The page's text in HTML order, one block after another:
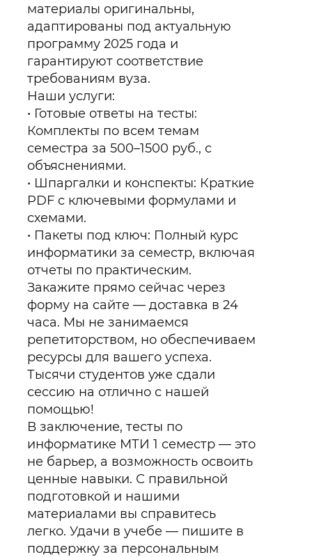
материалы оригинальны,
адаптированы под актуальную
программу 2025 года и
гарантируют соответствие
требованиям вуза.
Наши услуги:
Готовые ответы на тесты:
Комплекты по всем темам
семестра за 500–1500 руб., с
объяснениями.
Шпаргалки и конспекты: Краткие
PDF с ключевыми формулами и
схемами.
Пакеты под ключ: Полный курс
информатики за семестр, включая
отчеты по практическим.
Закажите прямо сейчас через
форму на сайте — доставка в 24
часа. Мы не занимаемся
репетиторством, но обеспечиваем
ресурсы для вашего успеха.
Тысячи студентов уже сдали
сессию на отлично с нашей
помощью!
В заключение, тесты по
информатике МТИ 1 семестр — это
не барьер, а возможность освоить
ценные навыки. С правильной
подготовкой и нашими
материалами вы справитесь
легко. Удачи в учебе — пишите в
поддержку за персональным